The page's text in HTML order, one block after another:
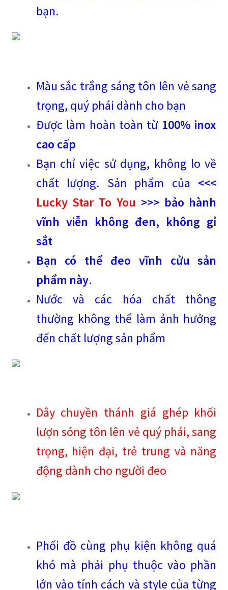
bạn.
Màu sắc trắng sáng tôn lên vẻ sang
trọng, quý phái dành cho bạn
Được làm hoàn toàn từ 100% inox
cao cấp
Bạn chỉ việc sử dụng, không lo về
chất lượng. Sản phẩm của <<<
Lucky Star To You >>> bảo hành
vĩnh viễn không đen, không gỉ
sắt
Bạn có thể đeo vĩnh cửu sản
phẩm này.
Nước và các hóa chất thông
thường không thể làm ảnh hưởng
đến chất lượng sản phẩm
Dây chuyền thánh giá ghép khối
lượn sóng tôn lên vẻ quý phái, sang
trọng, hiện đại, trẻ trung và năng
động dành cho người đeo
Phối đồ cùng phụ kiện không quá
khó mà phải phụ thuộc vào phần
lớn vào tính cách và style của từng